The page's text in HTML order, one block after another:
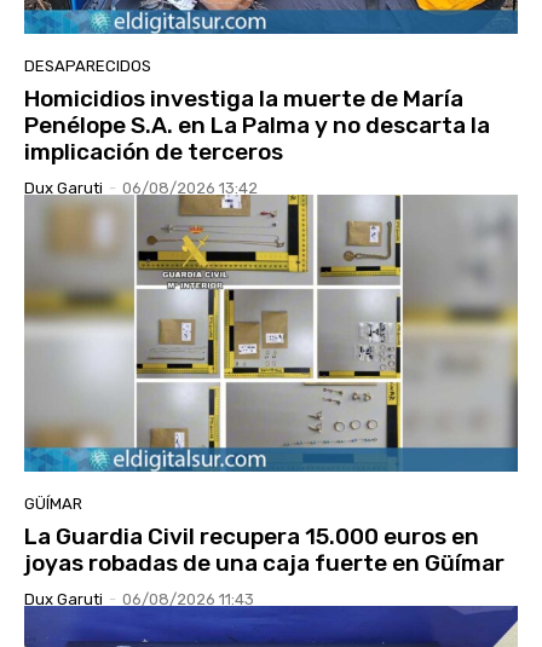
DESAPARECIDOS
Homicidios investiga la muerte de María
Penélope S.A. en La Palma y no descarta la
implicación de terceros
Dux Garuti - 06/08/2026 13:42
GÜÍMAR
La Guardia Civil recupera 15.000 euros en
joyas robadas de una caja fuerte en Güímar
Dux Garuti - 06/08/2026 11:43